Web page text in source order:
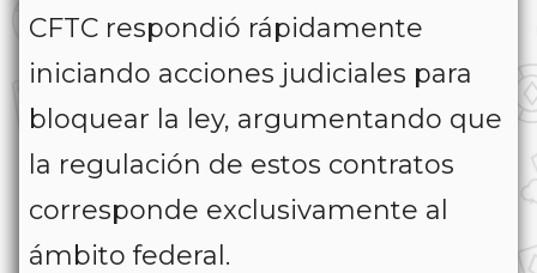
CFTC respondió rápidamente
iniciando acciones judiciales para
bloquear la ley, argumentando que
la regulación de estos contratos
corresponde exclusivamente al
ámbito federal.